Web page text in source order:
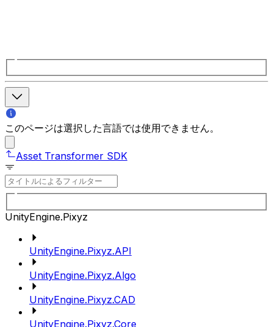
このページは選択した言語では使用できません。
Asset Transformer SDK
UnityEngine.Pixyz
UnityEngine.Pixyz.API
UnityEngine.Pixyz.Algo
UnityEngine.Pixyz.CAD
UnityEngine.Pixyz.Core